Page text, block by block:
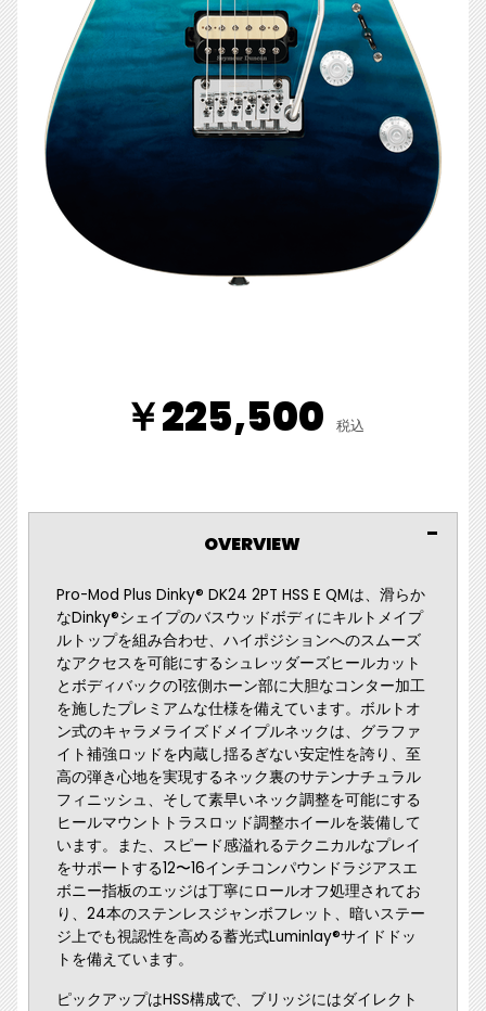
￥225,500 税込
OVERVIEW
Pro-Mod Plus Dinky® DK24 2PT HSS E QMは、滑らか
なDinky®シェイプのバスウッドボディにキルトメイプ
ルトップを組み合わせ、ハイポジションへのスムーズ
なアクセスを可能にするシュレッダーズヒールカット
とボディバックの1弦側ホーン部に大胆なコンター加工
を施したプレミアムな仕様を備えています。ボルトオ
ン式のキャラメライズドメイプルネックは、グラファ
イト補強ロッドを内蔵し揺るぎない安定性を誇り、至
高の弾き心地を実現するネック裏のサテンナチュラル
フィニッシュ、そして素早いネック調整を可能にする
ヒールマウントトラスロッド調整ホイールを装備して
います。また、スピード感溢れるテクニカルなプレイ
をサポートする12〜16インチコンパウンドラジアスエ
ボニー指板のエッジは丁寧にロールオフ処理されてお
り、24本のステンレスジャンボフレット、暗いステー
ジ上でも視認性を高める蓄光式Luminlay®サイドドッ
トを備えています。
ピックアップはHSS構成で、ブリッジにはダイレクト